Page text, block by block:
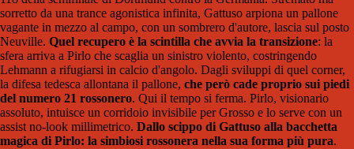
sorretto da una trance agonistica infinita, Gattuso arpiona un pallone
vagante in mezzo al campo, con un sombrero d'autore, lascia sul posto
Neuville. Quel recupero è la scintilla che avvia la transizione: la
sfera arriva a Pirlo che scaglia un sinistro violento, costringendo
Lehmann a rifugiarsi in calcio d'angolo. Dagli sviluppi di quel corner,
la difesa tedesca allontana il pallone, che però cade proprio sui piedi
del numero 21 rossonero. Qui il tempo si ferma. Pirlo, visionario
assoluto, intuisce un corridoio invisibile per Grosso e lo serve con un
assist no-look millimetrico. Dallo scippo di Gattuso alla bacchetta
magica di Pirlo: la simbiosi rossonera nella sua forma più pura.